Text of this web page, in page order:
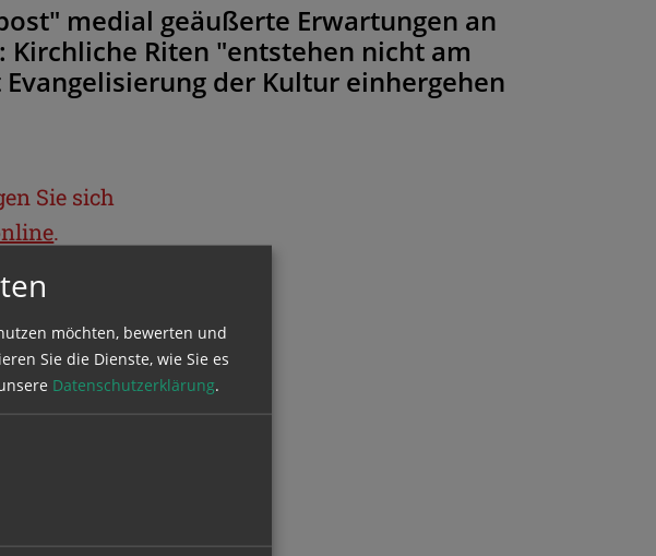
medial geäußerte Erwartungen an
Riten "entstehen nicht am
der Kultur einhergehen
Sie sich
.
und
möchten, bewerten und
Sie die Dienste, wie Sie es
Datenschutzerklärung.